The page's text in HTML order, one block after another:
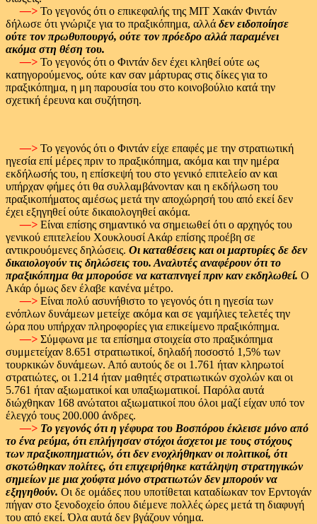
—> Το γεγονός ότι ο επικεφαλής της ΜΙΤ Χακάν Φιντάν
δήλωσε ότι γνώριζε για το πραξικόπημα, αλλά δεν ειδοποίησε
ούτε τον πρωθυπουργό, ούτε τον πρόεδρο αλλά παραμένει
ακόμα στη θέση του.
—> Το γεγονός ότι ο Φιντάν δεν έχει κληθεί ούτε ως
κατηγορούμενος, ούτε καν σαν μάρτυρας στις δίκες για το
πραξικόπημα, η μη παρουσία του στο κοινοβούλιο κατά την
σχετική έρευνα και συζήτηση.
—> Το γεγονός ότι ο Φιντάν είχε επαφές με την στρατιωτική
ηγεσία επί μέρες πριν το πραξικόπημα, ακόμα και την ημέρα
εκδήλωσής του, η επίσκεψή του στο γενικό επιτελείο αν και
υπήρχαν φήμες ότι θα συλλαμβάνονταν και η εκδήλωση του
πραξικοπήματος αμέσως μετά την αποχώρησή του από εκεί δεν
έχει εξηγηθεί ούτε δικαιολογηθεί ακόμα.
—> Είναι επίσης σημαντικό να σημειωθεί ότι ο αρχηγός του
γενικού επιτελείου Χουκλουσί Ακάρ επίσης προέβη σε
αντικρουόμενες δηλώσεις. Οι καταθέσεις και οι μαρτυρίες δε δεν
δικαιολογούν τις δηλώσεις του. Αναλυτές αναφέρουν ότι το
πραξικόπημα θα μπορούσε να καταπνιγεί πριν καν εκδηλωθεί. Ο
Ακάρ όμως δεν έλαβε κανένα μέτρο.
—> Είναι πολύ ασυνήθιστο το γεγονός ότι η ηγεσία των
ενόπλων δυνάμεων μετείχε ακόμα και σε γαμήλιες τελετές την
ώρα που υπήρχαν πληροφορίες για επικείμενο πραξικόπημα.
—> Σύμφωνα με τα επίσημα στοιχεία στο πραξικόπημα
συμμετείχαν 8.651 στρατιωτικοί, δηλαδή ποσοστό 1,5% των
τουρκικών δυνάμεων. Από αυτούς δε οι 1.761 ήταν κληρωτοί
στρατιώτες, οι 1.214 ήταν μαθητές στρατιωτικών σχολών και οι
5.761 ήταν αξιωματικοί και υπαξιωματικοί. Παρόλα αυτά
διώχθηκαν 168 ανώτατοι αξιωματικοί που όλοι μαζί είχαν υπό τον
έλεγχό τους 200.000 άνδρες.
—> Το γεγονός ότι η γέφυρα του Βοσπόρου έκλεισε μόνο από
το ένα ρεύμα, ότι επλήγησαν στόχοι άσχετοι με τους στόχους
των πραξικοπηματιών, ότι δεν ενοχλήθηκαν οι πολιτικοί, ότι
σκοτώθηκαν πολίτες, ότι επιχειρήθηκε κατάληψη στρατηγικών
σημείων με μια χούφτα μόνο στρατιωτών δεν μπορούν να
εξηγηθούν. Οι δε ομάδες που υποτίθεται καταδίωκαν τον Ερντογάν
πήγαν στο ξενοδοχείο όπου διέμενε πολλές ώρες μετά τη διαφυγή
του από εκεί. Όλα αυτά δεν βγάζουν νόημα.